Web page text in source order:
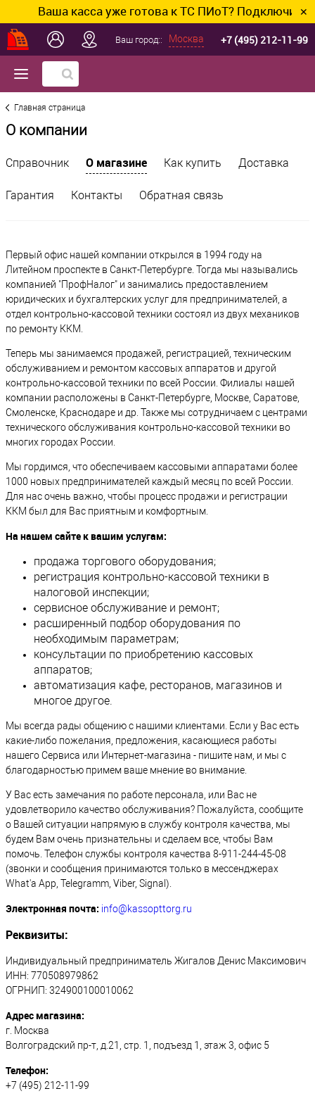
Ваша касса уже готова к ТС ПИоТ? Подключим и✕
Ваш город:: Москва +7 (495) 212-11-99
Главная страница
О компании
Справочник О магазине Как купить Доставка
Гарантия Контакты Обратная связь
Первый офис нашей компании открылся в 1994 году на
Литейном проспекте в Санкт-Петербурге. Тогда мы назывались
компанией "ПрофНалог" и занимались предоставлением
юридических и бухгалтерских услуг для предпринимателей, а
отдел контрольно-кассовой техники состоял из двух механиков
по ремонту ККМ.
Теперь мы занимаемся продажей, регистрацией, техническим
обслуживанием и ремонтом кассовых аппаратов и другой
контрольно-кассовой техники по всей России. Филиалы нашей
компании расположены в Санкт-Петербурге, Москве, Саратове,
Смоленске, Краснодаре и др. Также мы сотрудничаем с центрами
технического обслуживания контрольно-кассовой техники во
многих городах России.
Мы гордимся, что обеспечиваем кассовыми аппаратами более
1000 новых предпринимателей каждый месяц по всей России.
Для нас очень важно, чтобы процесс продажи и регистрации
ККМ был для Вас приятным и комфортным.
На нашем сайте к вашим услугам:
продажа торгового оборудования;
регистрация контрольно-кассовой техники в
налоговой инспекции;
сервисное обслуживание и ремонт;
расширенный подбор оборудования по
необходимым параметрам;
консультации по приобретению кассовых
аппаратов;
автоматизация кафе, ресторанов, магазинов и
многое другое.
Мы всегда рады общению с нашими клиентами. Если у Вас есть
какие-либо пожелания, предложения, касающиеся работы
нашего Сервиса или Интернет-магазина - пишите нам, и мы с
благодарностью примем ваше мнение во внимание.
У Вас есть замечания по работе персонала, или Вас не
удовлетворило качество обслуживания? Пожалуйста, сообщите
о Вашей ситуации напрямую в службу контроля качества, мы
будем Вам очень признательны и сделаем все, чтобы Вам
помочь. Телефон службы контроля качества 8-911-244-45-08
(звонки и сообщения принимаются только в мессенджерах
What'a App, Telegramm, Viber, Signal).
Электронная почта: info@kassopttorg.ru
Реквизиты:
Индивидуальный предприниматель Жигалов Денис Максимович
ИНН: 770508979862
ОГРНИП: 324900100010062
Адрес магазина:
г. Москва
Волгоградский пр-т, д.21, стр. 1, подъезд 1, этаж 3, офис 5
Телефон:
+7 (495) 212-11-99